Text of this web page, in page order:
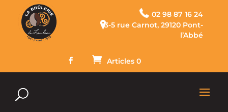
02 98 87 16 24
3-5 rue Carnot, 29120 Pont-
l’Abbé
Articles 0